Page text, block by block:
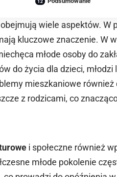
wiele aspektów. W
kluczowe znaczenie. W
młode osoby do
do życia dla dzieci, młodzi
mieszkaniowe
z rodzicami, co
i społeczne również
młode pokolenie